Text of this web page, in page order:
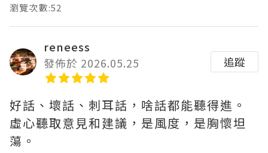
瀏覽次數:52
reneess
發佈於 2026.05.25
追蹤
好話、壞話、刺耳話，啥話都能聽得進。
虛心聽取意見和建議，是風度，是胸懷坦
蕩。